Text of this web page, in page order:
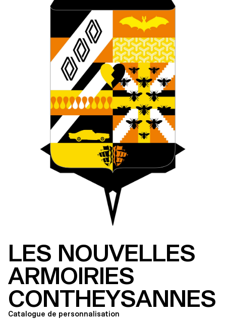
LES NOUVELLES
ARMOIRIES
CONTHEYSANNES
Catalogue de personnalisation